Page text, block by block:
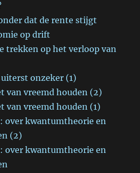
dat de rente stijgt
op drift
trekken op het verloop van
onzeker (1)
van vreemd houden (2)
van vreemd houden (1)
over kwantumtheorie en
(2)
over kwantumtheorie en